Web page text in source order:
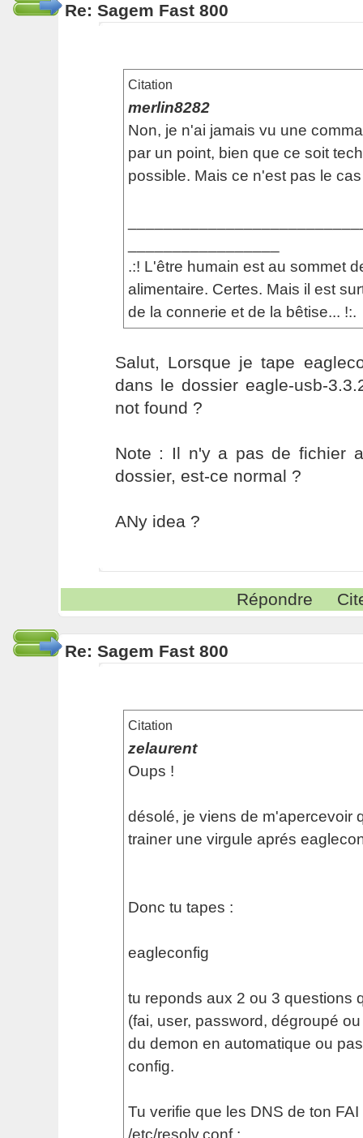
Re: Sagem Fast 800
Citation
merlin8282
Non, je n'ai jamais vu une
par un point, bien que ce soit
possible. Mais ce n'est pas le
.:! L'être humain est au sommet
alimentaire. Certes. Mais il est
de la connerie et de la bêtise... !:.
Salut, Lorsque je tape
dans le dossier eagle-usb-
not found ?
Note : Il n'y a pas de fichier
dossier, est-ce normal ?
ANy idea ?
Répondre
Re: Sagem Fast 800
Citation
zelaurent
Oups !
désolé, je viens de m'apercevoir
trainer une virgule aprés
Donc tu tapes :
eagleconfig
tu reponds aux 2 ou 3 questions
(fai, user, password, dégroupé
du demon en automatique ou
config.
Tu verifie que les DNS de ton
/etc/resolv.conf :